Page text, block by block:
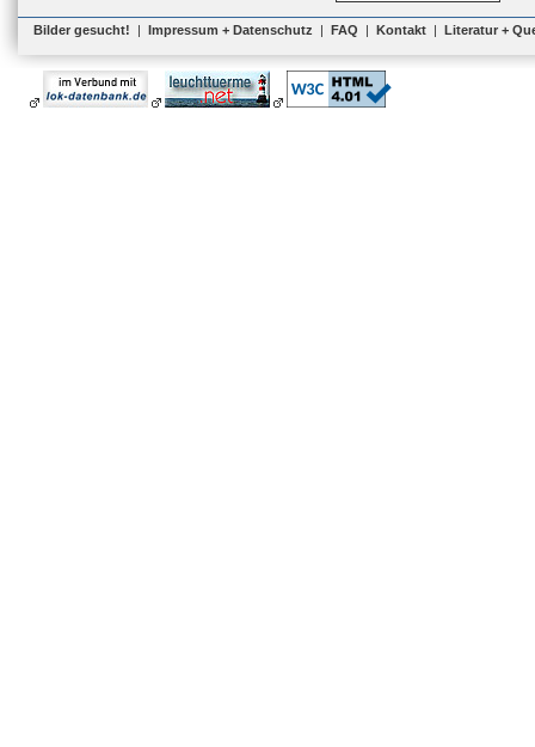
Bilder gesucht! | Impressum + Datenschutz | FAQ | Kontakt | Literatur +